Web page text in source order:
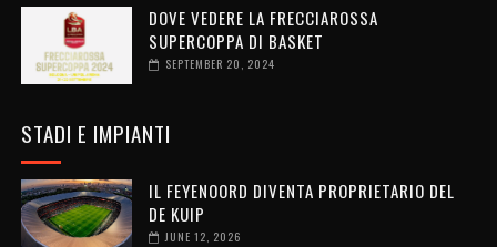
DOVE VEDERE LA FRECCIAROSSA
SUPERCOPPA DI BASKET
SEPTEMBER 20, 2024
STADI E IMPIANTI
IL FEYENOORD DIVENTA PROPRIETARIO DEL
DE KUIP
JUNE 12, 2026